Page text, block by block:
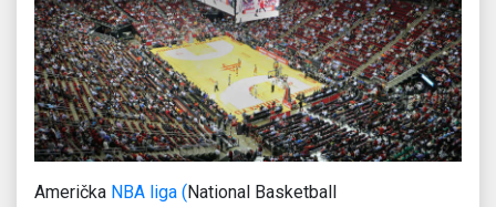
Američka NBA liga ( National Basketball